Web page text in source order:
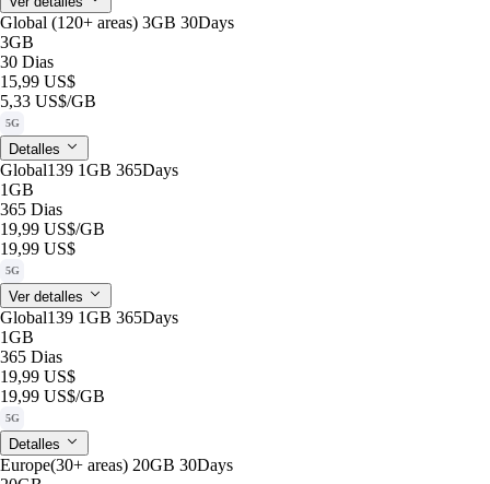
Global (120+ areas) 3GB 30Days
3GB
30 Dias
15,99 US$
5,33 US$/GB
5G
Detalles
Global139 1GB 365Days
1GB
365 Dias
19,99 US$/GB
19,99 US$
5G
Ver detalles
Global139 1GB 365Days
1GB
365 Dias
19,99 US$
19,99 US$/GB
5G
Detalles
Europe(30+ areas) 20GB 30Days